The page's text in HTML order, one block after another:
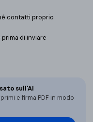
contatti proprio
di inviare
sull'AI
e firma PDF in modo